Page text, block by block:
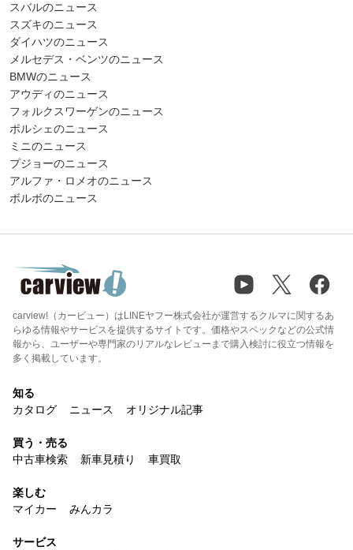
スバルのニュース
スズキのニュース
ダイハツのニュース
メルセデス・ベンツのニュース
BMWのニュース
アウディのニュース
フォルクスワーゲンのニュース
ポルシェのニュース
ミニのニュース
プジョーのニュース
アルファ・ロメオのニュース
ボルボのニュース
carview!（カービュー）はLINEヤフー株式会社が運営するクルマに関するあ
らゆる情報やサービスを提供するサイトです。価格やスペックなどの公式情
報から、ユーザーや専門家のリアルなレビューまで購入検討に役立つ情報を
多く掲載しています。
知る
カタログ
ニュース オリジナル記事
買う・売る
中古車検索
新車見積り 車買取
楽しむ
マイカー
みんカラ
サービス